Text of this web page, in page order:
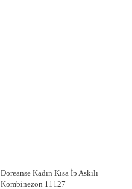
Doreanse Kadın Kısa İp Askılı
Kombinezon 11127